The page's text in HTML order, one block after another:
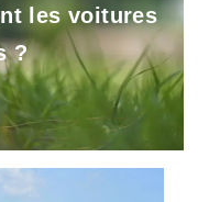
les voitures
?